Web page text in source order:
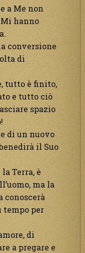
a Me non
hanno
conversione
di
tutto è finito,
e tutto ciò
spazio
di un nuovo
il Suo
Terra, è
ma la
conoscerà
tempo per
di
a pregare e